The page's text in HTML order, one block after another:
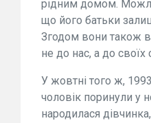
рідним домом.
що його батьки
Згодом вони також
не до нас, а до своїх
У жовтні того ж,
чоловік поринули у
народилася